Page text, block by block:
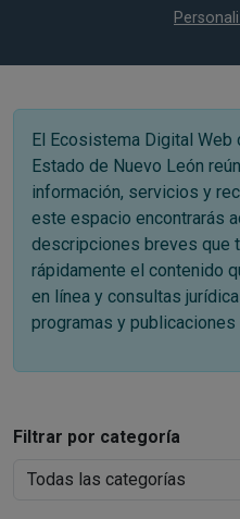
El Ecosistema Digital Web
Estado de Nuevo León
información, servicios y
este espacio encontrarás
descripciones breves que
rápidamente el contenido
en línea y consultas
programas y
Filtrar por categoría